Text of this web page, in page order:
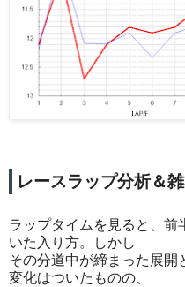
レースラップ分析＆
ラップタイムを見ると、前
いた入り方。しかし
その分道中が締まった展開
変化はついたものの、